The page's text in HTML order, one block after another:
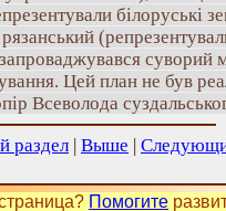
білоруські
суворий
Цей план не був
Всеволода
раздел | Выше |
Помогите